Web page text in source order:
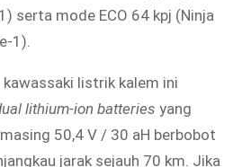
serta mode ECO 64 kpj (Ninja
1).
listrik kalem ini
lithium-ion batteries yang
50,4 V / 30 aH berbobot
jarak sejauh 70 km. Jika